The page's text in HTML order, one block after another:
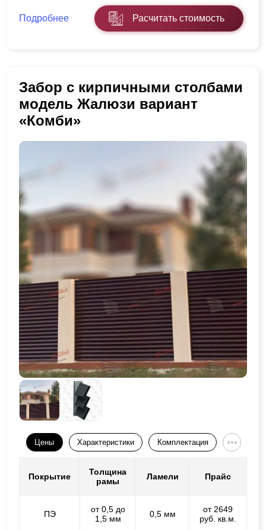
Подробнее Расчитать стоимость
Забор с кирпичными столбами
модель Жалюзи вариант
«Комби»
Цены Характеристики Комплектация
Покрытие
Толщина
рамы
Ламели Прайс
ПЭ
от 0,5 до
1,5 мм
0,5 мм
от 2649
руб. кв.м.